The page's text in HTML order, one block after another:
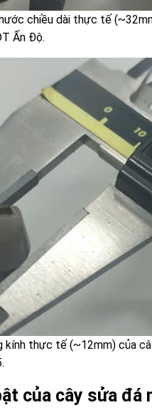
chiều dài thực tế
Ấn Độ.
thực tế (~12mm) của
của cây sửa đá